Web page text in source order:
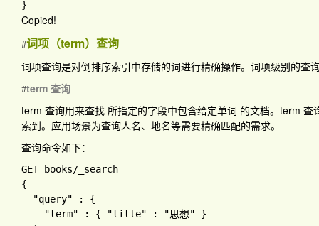
Copied!
#词项（term）查询
词项查询是对倒排序索引中存储的词进行精确操作。词项级别的查
#term 查询
term 查询用来查找 所指定的字段中包含给定单词 的文档。term 查
索到。应用场景为查询人名、地名等需要精确匹配的需求。
查询命令如下：
GET books
{
"query"
: {
"term"
: { "title" : "思想" }